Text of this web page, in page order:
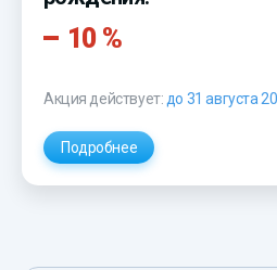
10 %
Акция действует: до 31 августа
Подробнее